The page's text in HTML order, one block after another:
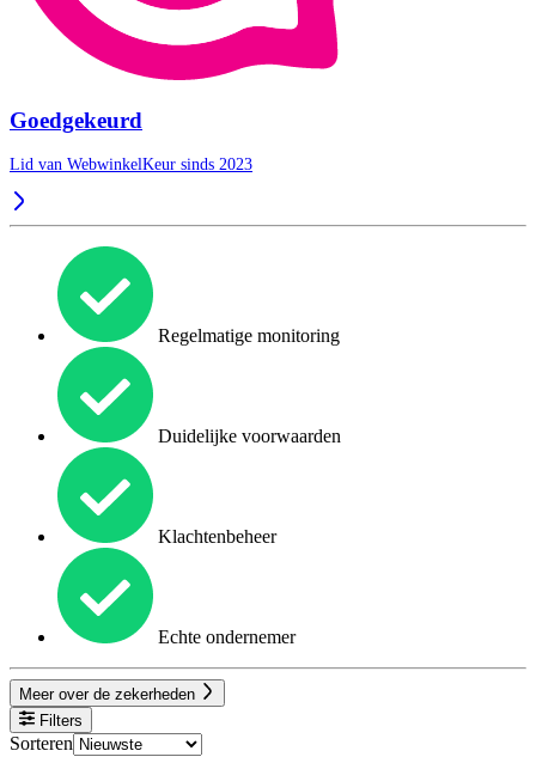
Goedgekeurd
Lid van WebwinkelKeur sinds 2023
Regelmatige monitoring
Duidelijke voorwaarden
Klachtenbeheer
Echte ondernemer
Meer over de zekerheden
Filters
Sorteren